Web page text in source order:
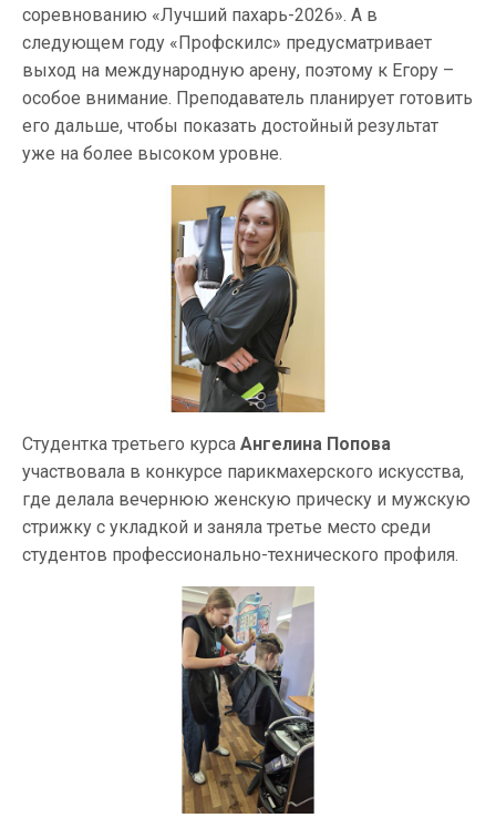
соревнованию «Лучший пахарь-2026». А в
следующем году «Профскилс» предусматривает
выход на международную арену, поэтому к Егору –
особое внимание. Преподаватель планирует готовить
его дальше, чтобы показать достойный результат
уже на более высоком уровне.
Студентка третьего курса Ангелина Попова
участвовала в конкурсе парикмахерского искусства,
где делала вечернюю женскую прическу и мужскую
стрижку с укладкой и заняла третье место среди
студентов профессионально-технического профиля.